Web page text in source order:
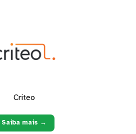
Criteo
Saiba mais →